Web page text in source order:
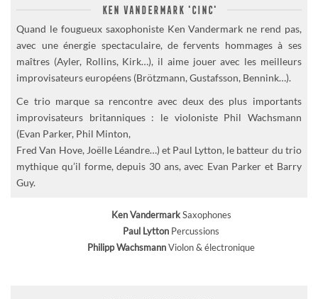
KEN VANDERMARK 'CINC'
Quand le fougueux saxophoniste Ken Vandermark ne rend pas,
avec une énergie spectaculaire, de fervents hommages à ses
maîtres (Ayler, Rollins, Kirk…), il aime jouer avec les meilleurs
improvisateurs européens (Brötzmann, Gustafsson, Bennink…).
Ce trio marque sa rencontre avec deux des plus importants
improvisateurs britanniques : le violoniste Phil Wachsmann
(Evan Parker, Phil Minton,
Fred Van Hove, Joëlle Léandre…) et Paul Lytton, le batteur du trio
mythique qu’il forme, depuis 30 ans, avec Evan Parker et Barry
Guy.
Ken VandermarkSaxophones
Paul Lytton Percussions
Philipp WachsmannViolon & électronique